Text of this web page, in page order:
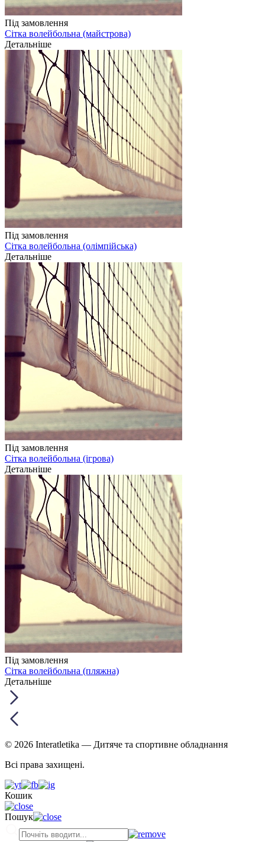
Під замовлення
Сітка волейбольна (майстрова)
Детальніше
Під замовлення
Сітка волейбольна (олімпійська)
Детальніше
Під замовлення
Сітка волейбольна (ігрова)
Детальніше
Під замовлення
Сітка волейбольна (пляжна)
Детальніше
© 2026 Interatletika — Дитяче та спортивне обладнання
Всі права захищені.
Кошик
Пошук